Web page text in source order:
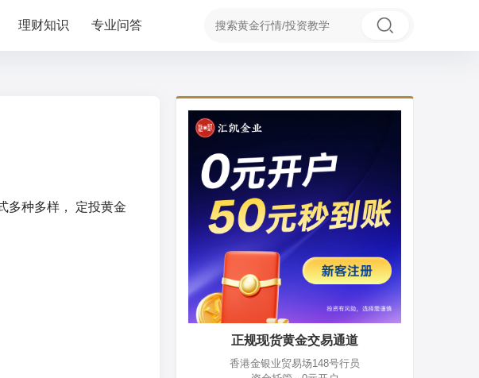
理财知识 专业问答
多种多样， 定投黄金
正规现货黄金交易通道
香港金银业贸易场148号行员